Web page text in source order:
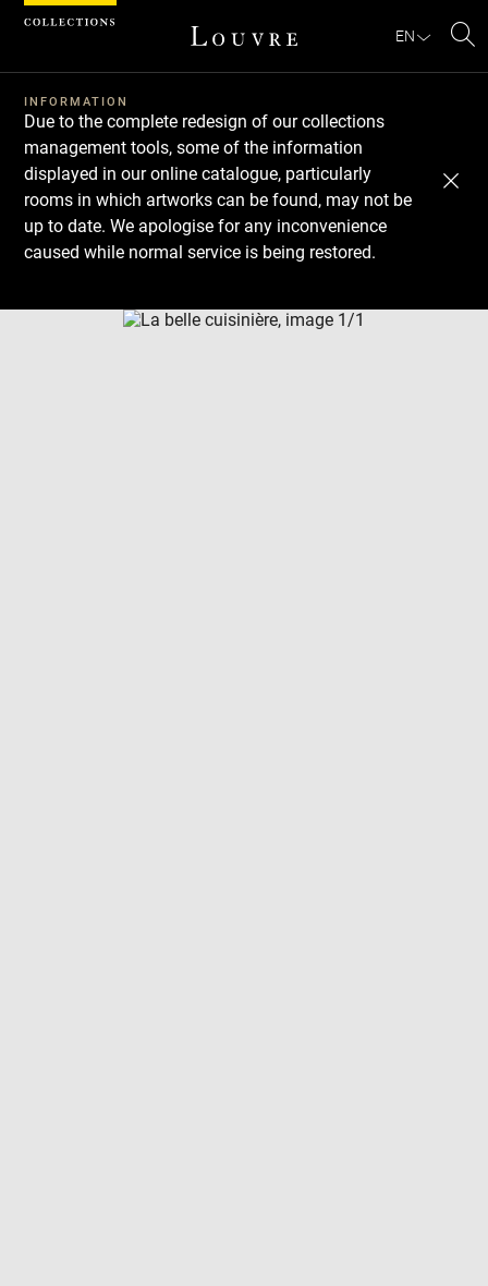
EN
INFORMATION
Due to the complete redesign of our collections
management tools, some of the information
displayed in our online catalogue, particularly
rooms in which artworks can be found, may not be
up to date. We apologise for any inconvenience
caused while normal service is being restored.
Download
Next
Previous
Cookies management panel